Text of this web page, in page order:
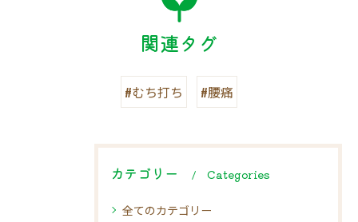
関連タグ
#むち打ち #腰痛
カテゴリー Categories
全てのカテゴリー